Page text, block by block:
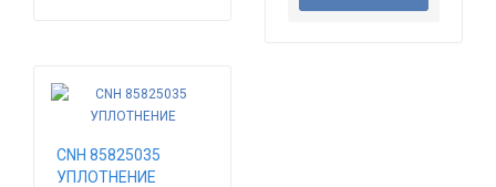
CNH 85825035
УПЛОТНЕНИЕ